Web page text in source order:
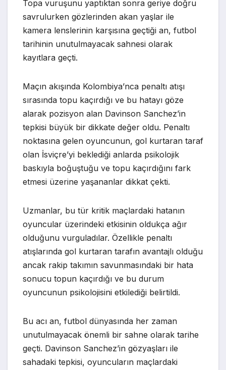
Topa vuruşunu yaptıktan sonra geriye doğru
savrulurken gözlerinden akan yaşlar ile
kamera lenslerinin karşısına geçtiği an, futbol
tarihinin unutulmayacak sahnesi olarak
kayıtlara geçti.
Maçın akışında Kolombiya’nca penaltı atışı
sırasında topu kaçırdığı ve bu hatayı göze
alarak pozisyon alan Davinson Sanchez’in
tepkisi büyük bir dikkate değer oldu. Penaltı
noktasına gelen oyuncunun, gol kurtaran taraf
olan İsviçre’yi beklediği anlarda psikolojik
baskıyla boğuştuğu ve topu kaçırdığını fark
etmesi üzerine yaşananlar dikkat çekti.
Uzmanlar, bu tür kritik maçlardaki hatanın
oyuncular üzerindeki etkisinin oldukça ağır
olduğunu vurguladılar. Özellikle penaltı
atışlarında gol kurtaran tarafın avantajlı olduğu
ancak rakip takımın savunmasındaki bir hata
sonucu topun kaçırdığı ve bu durum
oyuncunun psikolojisini etkilediği belirtildi.
Bu acı an, futbol dünyasında her zaman
unutulmayacak önemli bir sahne olarak tarihe
geçti. Davinson Sanchez’in gözyaşları ile
sahadaki tepkisi, oyuncuların maçlardaki